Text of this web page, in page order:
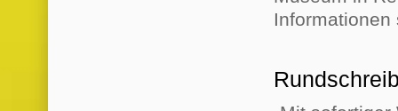
Informationen